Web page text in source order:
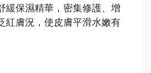
緩保濕精華，密集修護、增
紅膚況，使皮膚平滑水嫩有